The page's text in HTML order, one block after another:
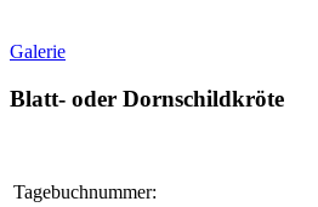
Galerie
Blatt- oder Dornschildkröte
Tagebuchnummer: